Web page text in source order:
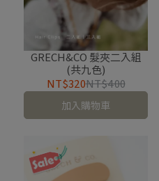
GRECH&CO 髮夾二入組
(共九色)
NT$320NT$400
加入購物車